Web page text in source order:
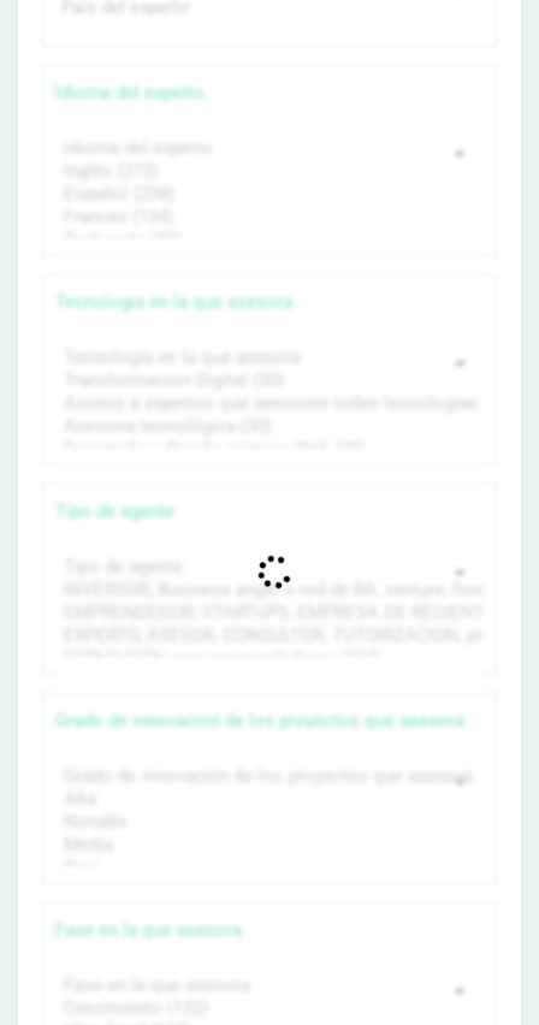
Idioma del experto
Tecnología en la que asesora
Tipo de agente
Grado de innovación de los proyectos que asesora
Fase en la que asesora